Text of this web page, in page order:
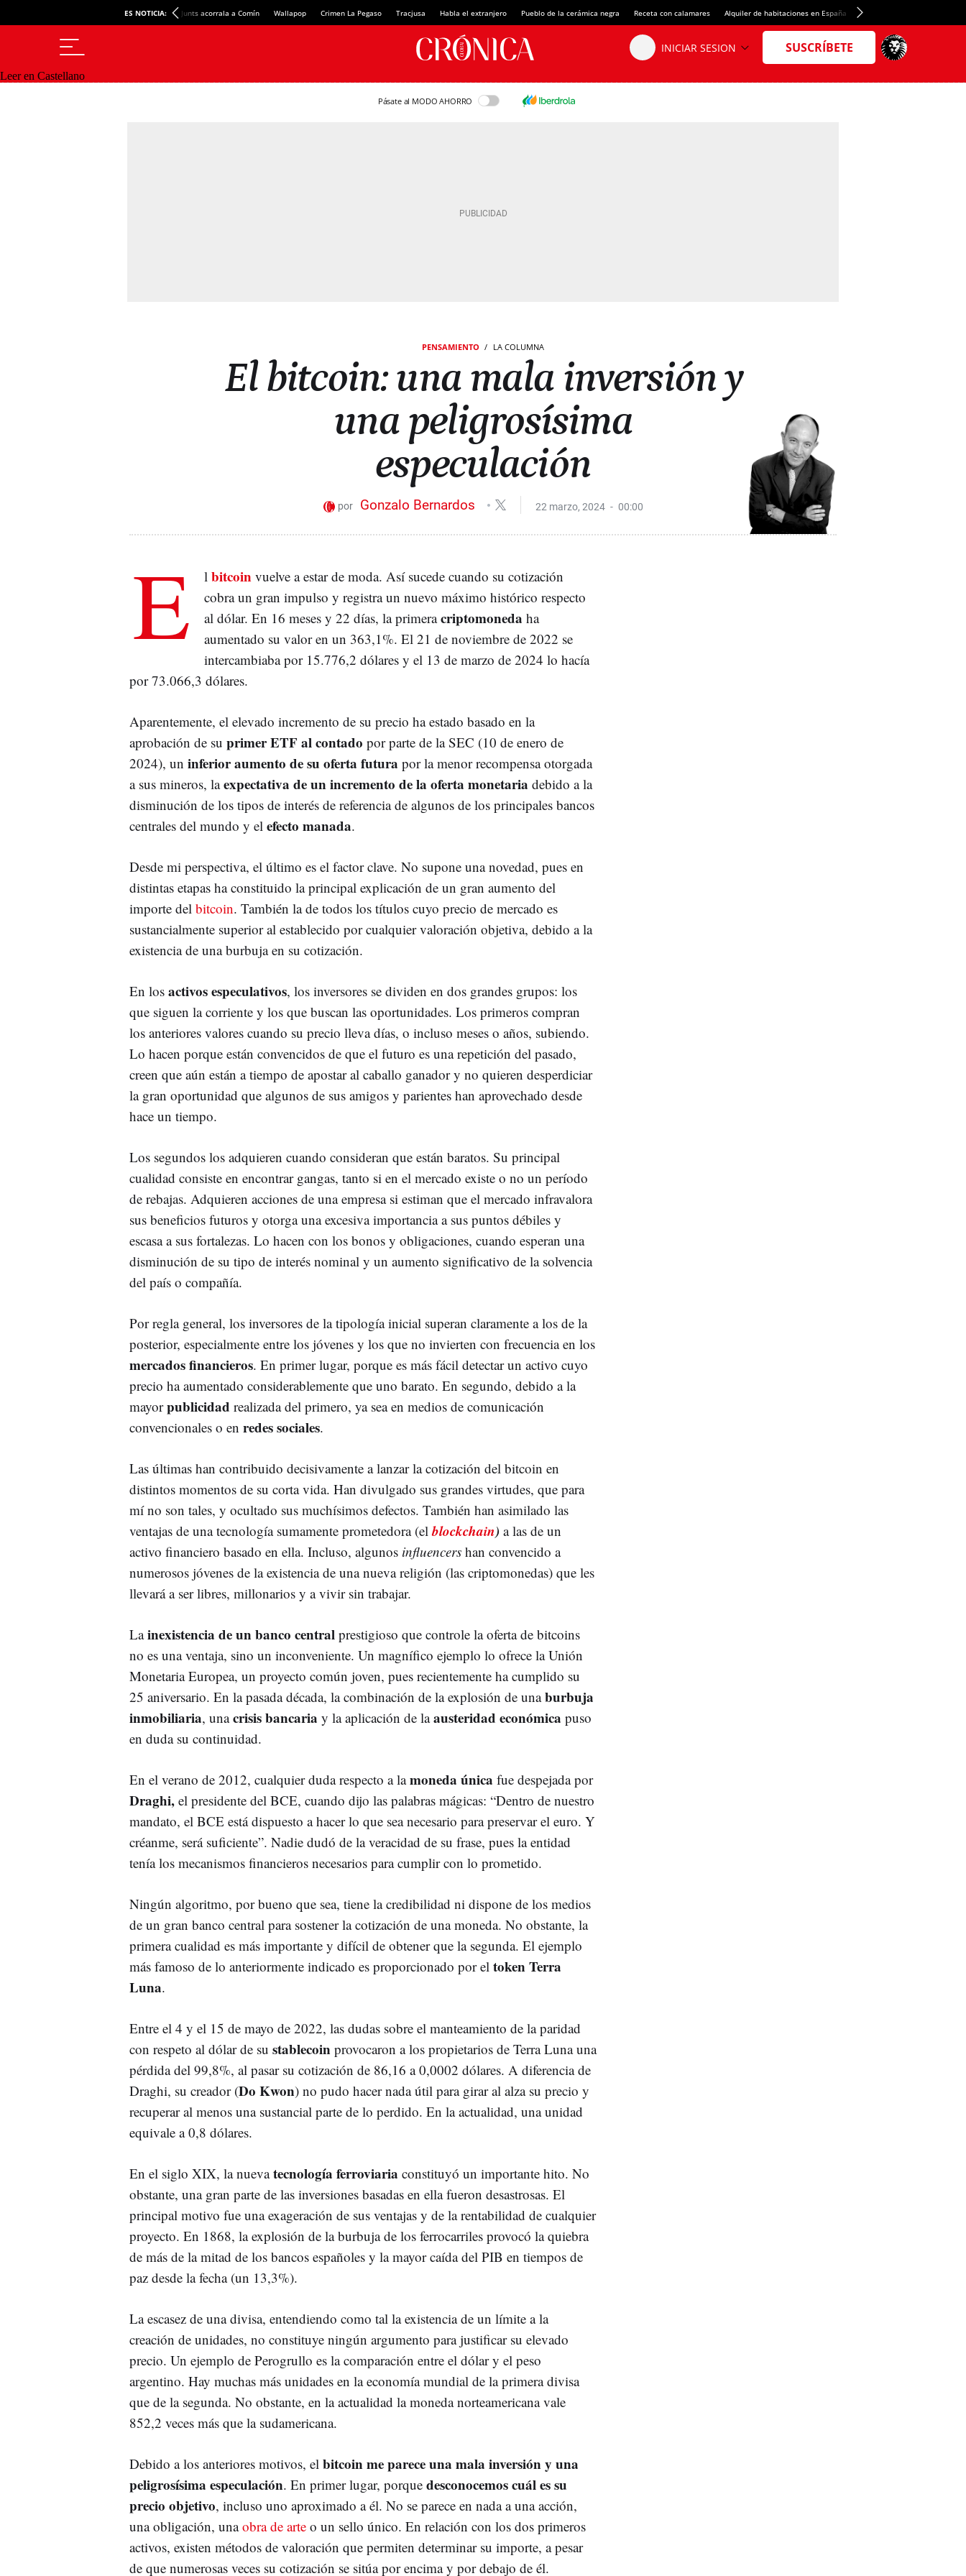
ES NOTICIA: Junts acorrala a Comín Wallapop Crimen La Pegaso Tracjusa Habla el extranjero Pueblo de la cerámica negra Receta con calamares Alquiler de habitaciones en España Crédito del Spotify Camp Nou
Leer en Castellano
Pásate al MODO AHORRO
PENSAMIENTO LA COLUMNA
El bitcoin: una mala inversión y
una peligrosísima
especulación
Gonzalo Bernardos 22 marzo, 2024 00:00
E l bitcoin vuelve a estar de moda. Así sucede cuando su cotización
cobra un gran impulso y registra un nuevo máximo histórico respecto
al dólar. En 16 meses y 22 días, la primeracriptomoneda ha
aumentado su valor en un 363,1%. El 21 de noviembre de 2022 se
intercambiaba por 15.776,2 dólares y el 13 de marzo de 2024 lo hacía
por 73.066,3 dólares.
Aparentemente, el elevado incremento de su precio ha estado basado en la
aprobación de su primer ETF al contado por parte de la SEC (10 de enero de
2024), un inferior aumento de su oferta futura por la menor recompensa otorgada
a sus mineros, laexpectativa de un incremento de la oferta monetaria debido a la
disminución de los tipos de interés de referencia de algunos de los principales bancos
centrales del mundo y el efecto manada.
Desde mi perspectiva, el último es el factor clave. No supone una novedad, pues en
distintas etapas ha constituido la principal explicación de un gran aumento del
importe del bitcoin. También la de todos los títulos cuyo precio de mercado es
sustancialmente superior al establecido por cualquier valoración objetiva, debido a la
existencia de una burbuja en su cotización.
En los activos especulativos, los inversores se dividen en dos grandes grupos: los
que siguen la corriente y los que buscan las oportunidades. Los primeros compran
los anteriores valores cuando su precio lleva días, o incluso meses o años, subiendo.
Lo hacen porque están convencidos de que el futuro es una repetición del pasado,
creen que aún están a tiempo de apostar al caballo ganador y no quieren desperdiciar
la gran oportunidad que algunos de sus amigos y parientes han aprovechado desde
hace un tiempo.
Los segundos los adquieren cuando consideran que están baratos. Su principal
cualidad consiste en encontrar gangas, tanto si en el mercado existe o no un período
de rebajas. Adquieren acciones de una empresa si estiman que el mercado infravalora
sus beneficios futuros y otorga una excesiva importancia a sus puntos débiles y
escasa a sus fortalezas. Lo hacen con los bonos y obligaciones, cuando esperan una
disminución de su tipo de interés nominal y un aumento significativo de la solvencia
del país o compañía.
Por regla general, los inversores de la tipología inicial superan claramente a los de la
posterior, especialmente entre los jóvenes y los que no invierten con frecuencia en los
mercados financieros. En primer lugar, porque es más fácil detectar un activo cuyo
precio ha aumentado considerablemente que uno barato. En segundo, debido a la
mayorpublicidad realizada del primero, ya sea en medios de comunicación
convencionales o en redes sociales.
Las últimas han contribuido decisivamente a lanzar la cotización del bitcoin en
distintos momentos de su corta vida. Han divulgado sus grandes virtudes, que para
mí no son tales, y ocultado sus muchísimos defectos. También han asimilado las
ventajas de una tecnología sumamente prometedora (elblockchain) a las de un
activo financiero basado en ella. Incluso, algunos influencers han convencido a
numerosos jóvenes de la existencia de una nueva religión (las criptomonedas) que les
llevará a ser libres, millonarios y a vivir sin trabajar.
Lainexistencia de un banco central prestigioso que controle la oferta de bitcoins
no es una ventaja, sino un inconveniente. Un magnífico ejemplo lo ofrece la Unión
Monetaria Europea, un proyecto común joven, pues recientemente ha cumplido su
25 aniversario. En la pasada década, la combinación de la explosión de unaburbuja
inmobiliaria, unacrisis bancaria y la aplicación de laausteridad económica puso
en duda su continuidad.
En el verano de 2012, cualquier duda respecto a lamoneda única fue despejada por
Draghi, el presidente del BCE, cuando dijo las palabras mágicas: “Dentro de nuestro
mandato, el BCE está dispuesto a hacer lo que sea necesario para preservar el euro. Y
créanme, será suficiente”. Nadie dudó de la veracidad de su frase, pues la entidad
tenía los mecanismos financieros necesarios para cumplir con lo prometido.
Ningún algoritmo, por bueno que sea, tiene la credibilidad ni dispone de los medios
de un gran banco central para sostener la cotización de una moneda. No obstante, la
primera cualidad es más importante y difícil de obtener que la segunda. El ejemplo
más famoso de lo anteriormente indicado es proporcionado por el token Terra
Luna.
Entre el 4 y el 15 de mayo de 2022, las dudas sobre el manteamiento de la paridad
con respeto al dólar de su stablecoin provocaron a los propietarios de Terra Luna una
pérdida del 99,8%, al pasar su cotización de 86,16 a 0,0002 dólares. A diferencia de
Draghi, su creador (Do Kwon) no pudo hacer nada útil para girar al alza su precio y
recuperar al menos una sustancial parte de lo perdido. En la actualidad, una unidad
equivale a 0,8 dólares.
En el siglo XIX, la nuevatecnología ferroviaria constituyó un importante hito. No
obstante, una gran parte de las inversiones basadas en ella fueron desastrosas. El
principal motivo fue una exageración de sus ventajas y de la rentabilidad de cualquier
proyecto. En 1868, la explosión de la burbuja de los ferrocarriles provocó la quiebra
de más de la mitad de los bancos españoles y la mayor caída del PIB en tiempos de
paz desde la fecha (un 13,3%).
La escasez de una divisa, entendiendo como tal la existencia de un límite a la
creación de unidades, no constituye ningún argumento para justificar su elevado
precio. Un ejemplo de Perogrullo es la comparación entre el dólar y el peso
argentino. Hay muchas más unidades en la economía mundial de la primera divisa
que de la segunda. No obstante, en la actualidad la moneda norteamericana vale
852,2 veces más que la sudamericana.
Debido a los anteriores motivos, el bitcoin me parece una mala inversión y una
peligrosísima especulación. En primer lugar, porque desconocemos cuál es su
precio objetivo, incluso uno aproximado a él. No se parece en nada a una acción,
una obligación, unaobra de arte o un sello único. En relación con los dos primeros
activos, existen métodos de valoración que permiten determinar su importe, a pesar
de que numerosas veces su cotización se sitúa por encima y por debajo de él.